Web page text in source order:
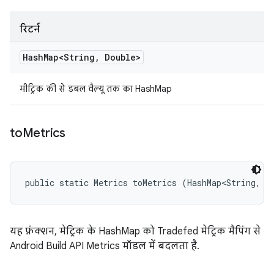
रिटर्न
HashMap<String , Double>
मीट्रिक की से डबल वैल्यू तक का HashMap
toMetrics
public static Metrics toMetrics (HashMap<String,
यह फ़ंक्शन, मेट्रिक के HashMap को Tradefed मेट्रिक मैपिंग से
Android Build API Metrics मॉडल में बदलता है.